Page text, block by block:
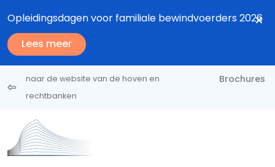
Opleidingsdagen voor familiale bewindvoerders 2026
Lees meer
naar de website van de hoven en
rechtbanken
Brochures